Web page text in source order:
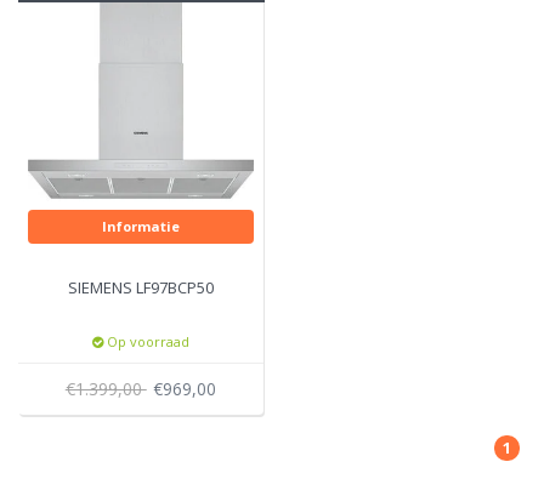
Informatie
SIEMENS LF97BCP50
Op voorraad
€1.399,00 €969,00
1